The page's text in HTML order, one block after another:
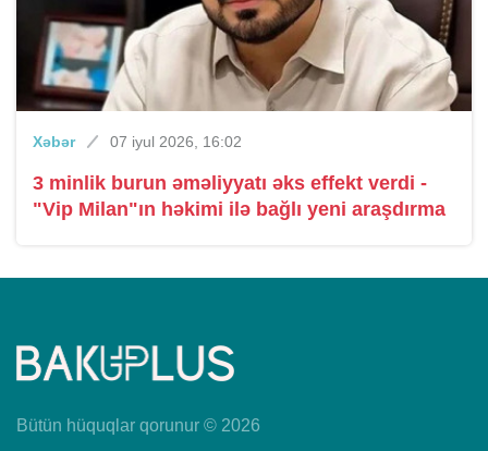
Xəbər 07 iyul 2026, 16:02
3 minlik burun əməliyyatı əks effekt verdi -
"Vip Milan"ın həkimi ilə bağlı yeni araşdırma
Bütün hüquqlar qorunur © 2026